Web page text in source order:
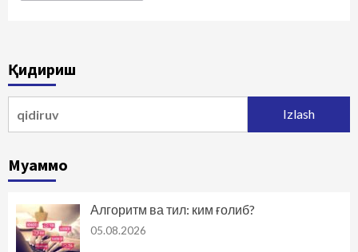
Қидириш
Муаммо
Алгоритм ва тил: ким ғолиб?
05.08.2026